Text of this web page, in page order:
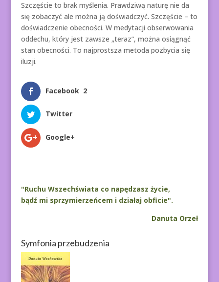
Szczęście to brak myślenia. Prawdziwą naturę nie da
się zobaczyć ale można ją doświadczyć. Szczęście – to
doświadczenie obecności. W medytacji obserwowania
oddechu, który jest zawsze „teraz”, można osiągnąć
stan obecności. To najprostsza metoda pozbycia się
iluzji.
Facebook 2
Twitter
Google+
"Ruchu Wszechświata co napędzasz życie,
bądź mi sprzymierzeńcem i działaj obficie".
Danuta Orzeł
Symfonia przebudzenia